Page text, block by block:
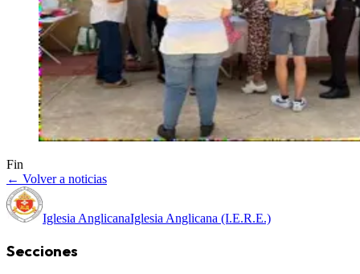
Fin
← Volver a noticias
Iglesia AnglicanaIglesia Anglicana (I.E.R.E.)
Secciones